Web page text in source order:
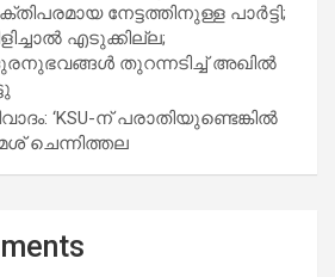
നേട്ടത്തിനുള്ള പാര്‍ട്ടി;
എടുക്കില്ല;
തുറന്നടിച്ച് അഖില്‍
‘KSU-ന് പരാതിയുണ്ടെങ്കിൽ
ചെന്നിത്തല